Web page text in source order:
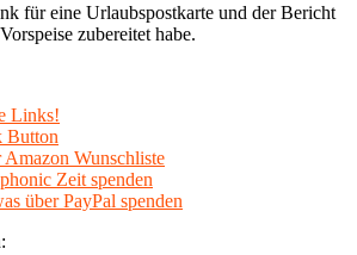
für eine Urlaubspostkarte und der Bericht
zubereitet habe.
Links!
Button
Wunschliste
Zeit spenden
über PayPal spenden